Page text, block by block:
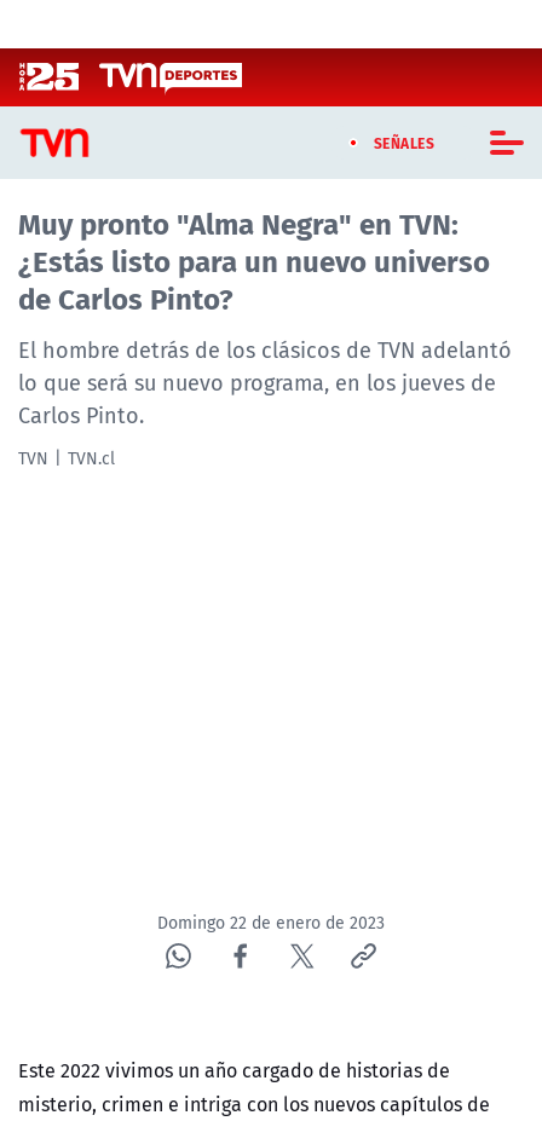
SEÑALES
CASTING MASTERCHEF CHILE
CASTING TVN VERTICAL
TVN VERTICAL
TVN PLAY
PROGRAMAS
Muy pronto "Alma Negra" en TVN:
¿Estás listo para un nuevo universo
de Carlos Pinto?
El hombre detrás de los clásicos de TVN adelantó
lo que será su nuevo programa, en los jueves de
Carlos Pinto.
TVN TVN.cl
Domingo 22 de enero de 2023
Este 2022 vivimos un año cargado de historias de
misterio, crimen e intriga con los nuevos capítulos de